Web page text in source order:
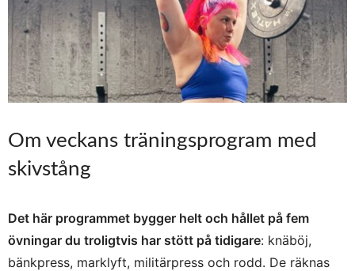
Om veckans träningsprogram med
skivstång
Det här programmet bygger helt och hållet på fem
övningar du troligtvis har stött på tidigare: knäböj,
bänkpress, marklyft, militärpress och rodd. De räknas